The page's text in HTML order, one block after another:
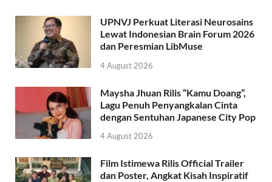
UPNVJ Perkuat Literasi Neurosains
Lewat Indonesian Brain Forum 2026
dan Peresmian LibMuse
4 August 2026
Maysha Jhuan Rilis “Kamu Doang”,
Lagu Penuh Penyangkalan Cinta
dengan Sentuhan Japanese City Pop
4 August 2026
Film Istimewa Rilis Official Trailer
dan Poster, Angkat Kisah Inspiratif